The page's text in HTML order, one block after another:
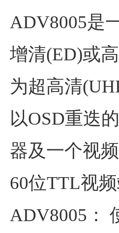
ADV8005是
增清(ED)或
为超高清
以OSD重迭
器及一个视
60位TTL视
ADV8005：